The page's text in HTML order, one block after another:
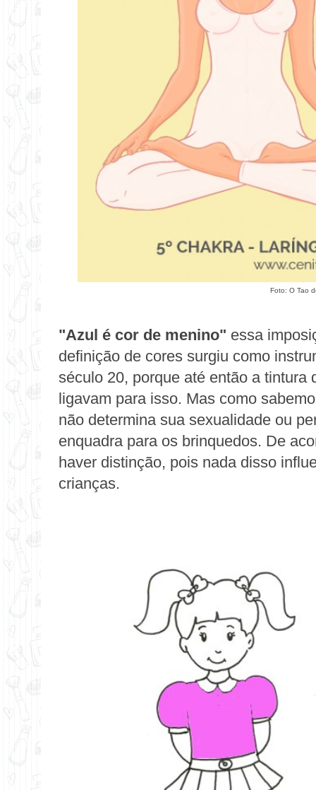
Foto: O Tao
"Azul é cor de menino" essa
definição de cores surgiu como
século 20, porque até então a tintura
ligavam para isso. Mas como
não determina sua sexualidade ou
enquadra para os brinquedos. De
haver distinção, pois nada disso
crianças.